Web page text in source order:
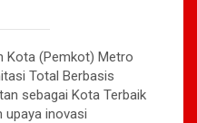
Kota (Pemkot) Metro
Total Berbasis
sebagai Kota Terbaik
upaya inovasi